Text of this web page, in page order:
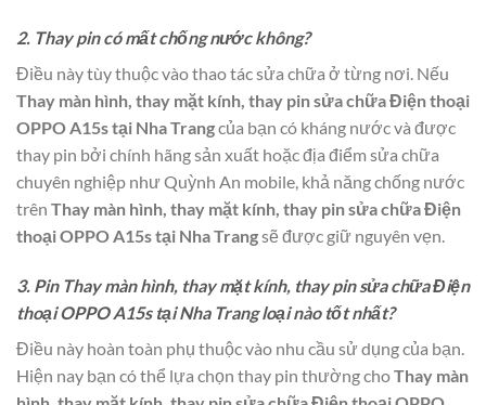
2. Thay pin có mất chống nước không?
Điều này tùy thuộc vào thao tác sửa chữa ở từng nơi. Nếu
Thay màn hình, thay mặt kính, thay pin sửa chữa Điện thoại
OPPO A15s tại Nha Trangcủa bạn có kháng nước và được
thay pin bởi chính hãng sản xuất hoặc địa điểm sửa chữa
chuyên nghiệp như Quỳnh An mobile, khả năng chống nước
trên Thay màn hình, thay mặt kính, thay pin sửa chữa Điện
thoại OPPO A15s tại Nha Trangsẽ được giữ nguyên vẹn.
3. Pin Thay màn hình, thay mặt kính, thay pin sửa chữa Điện
thoại OPPO A15s tại Nha Trang loại nào tốt nhất?
Điều này hoàn toàn phụ thuộc vào nhu cầu sử dụng của bạn.
Hiện nay bạn có thể lựa chọn thay pin thường choThay màn